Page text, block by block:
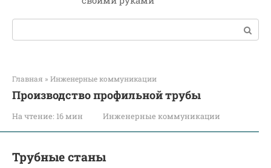
Поиск:
Главная » Инженерные коммуникации
Производство профильной трубы
На чтение: 16 мин Инженерные коммуникации
Трубные станы